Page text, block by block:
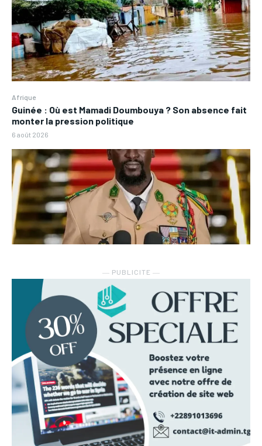
Afrique
Guinée : Où est Mamadi Doumbouya ? Son absence fait
monter la pression politique
6 août 2026
― PUBLICITE ―